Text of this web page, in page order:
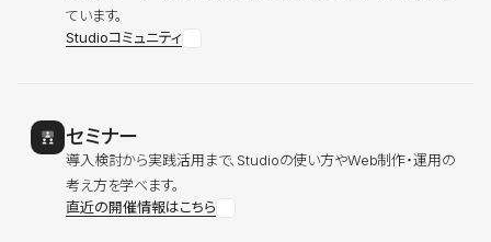
ています。
Studioコミュニティ
セミナー
導入検討から実践活用まで、Studioの使い方やWeb制作・運用の
考え方を学べます。
直近の開催情報はこちら